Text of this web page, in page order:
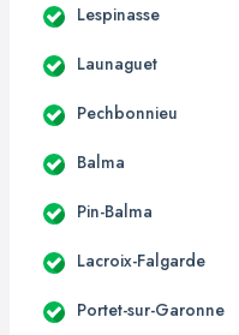
Lespinasse
Launaguet
Pechbonnieu
Balma
Pin-Balma
Lacroix-Falgarde
Portet-sur-Garonne